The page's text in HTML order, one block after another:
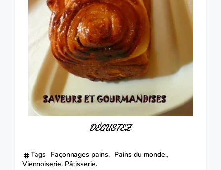
DÉGUSTEZ.
Tags Façonnages pains
Pains du monde.
Viennoiserie. Pâtisserie.